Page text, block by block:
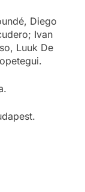
Diego
Ivan
Luuk De